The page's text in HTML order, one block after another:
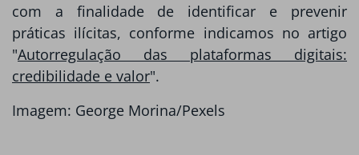
com a finalidade de identificar e prevenir
práticas ilícitas, conforme indicamos no artigo
"Autorregulação das plataformas digitais:
credibilidade e valor".
Imagem: George Morina/Pexels